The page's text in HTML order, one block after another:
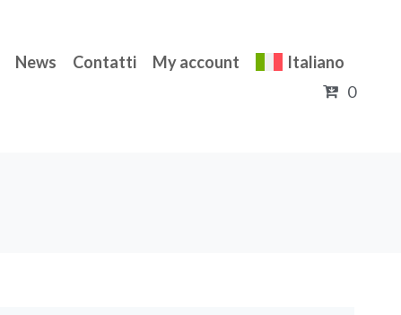
News Contatti My account
Italiano
0